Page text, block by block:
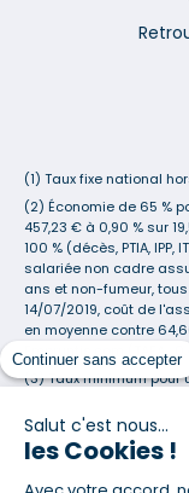
Continuer sans accepter
Salut c'est nous...
les Cookies !
(1) Taux fixe national
(2) Économie de 65 %
457,23 € à 0,90 % sur
100 % (décès, PTIA,
salariée non cadre
ans et non-fumeur,
14/07/2019, coût de
en moyenne contre
Empruntis.com (TAEA :
(3) Taux minimum
(4) La diminution du
de la durée de